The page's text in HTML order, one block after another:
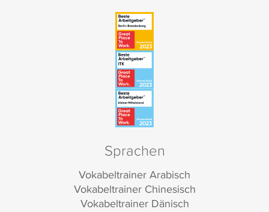
Sprachen
Vokabeltrainer Arabisch
Vokabeltrainer Chinesisch
Vokabeltrainer Dänisch